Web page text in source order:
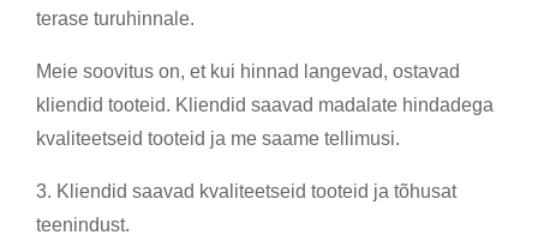
terase turuhinnale.
Meie soovitus on, et kui hinnad langevad, ostavad
kliendid tooteid. Kliendid saavad madalate hindadega
kvaliteetseid tooteid ja me saame tellimusi.
3. Kliendid saavad kvaliteetseid tooteid ja tõhusat
teenindust.